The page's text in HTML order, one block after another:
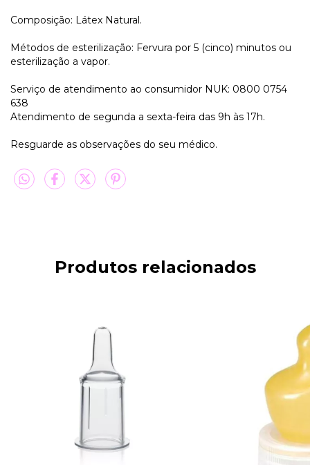
Composição: Látex Natural.
Métodos de esterilização: Fervura por 5 (cinco) minutos ou
esterilização a vapor.
Serviço de atendimento ao consumidor NUK: 0800 0754
638
Atendimento de segunda a sexta-feira das 9h às 17h.
Resguarde as observações do seu médico.
Produtos relacionados